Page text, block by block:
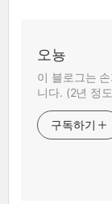
오뇽
이 블로그는
니다. (2년 정
구독하기